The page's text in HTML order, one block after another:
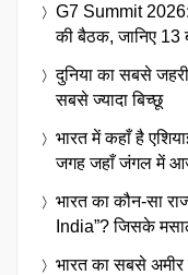
G7 Summit
की बैठक, जानिए
दुनिया का सबसे
सबसे ज्यादा बिच्छू
भारत में कहाँ है
जगह जहाँ जंगल में
भारत का कौन-सा
India”? जिसके
भारत का सबसे अमीर